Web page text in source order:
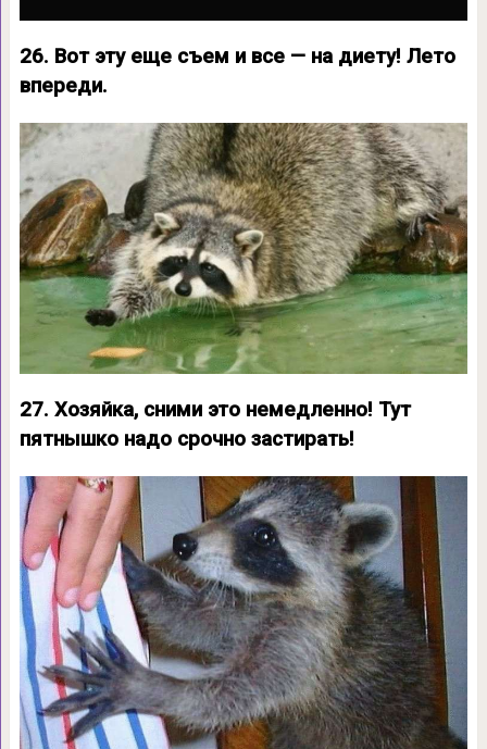
26. Вот эту еще съем и все — на диету! Лето
впереди.
27. Хозяйка, сними это немедленно! Тут
пятнышко надо срочно застирать!